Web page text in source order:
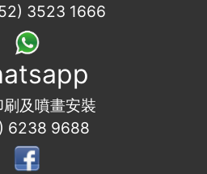
3523 1666
及噴畫安裝
6238 9688